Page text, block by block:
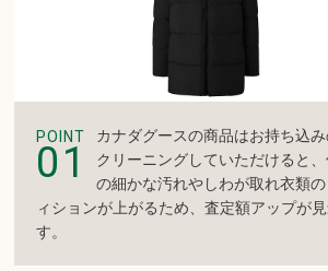
POINT
01
カナダグースの商品はお持ち込
クリーニングしていただけると
の細かな汚れやしわが取れ衣類
ィションが上がるため、査定額アップが
す。